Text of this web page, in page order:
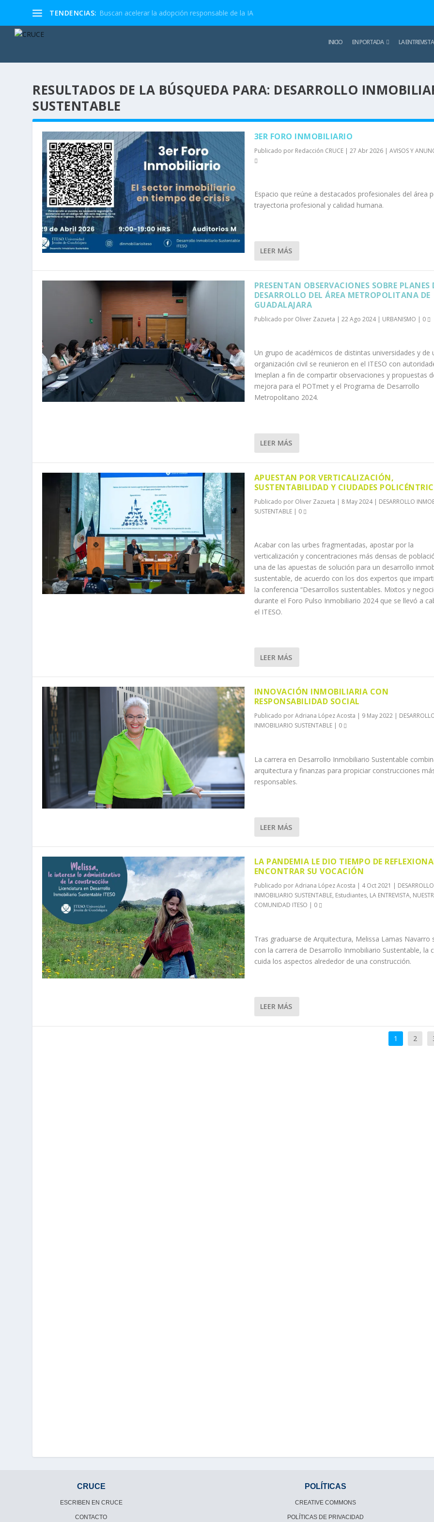
TENDENCIAS: Buscan acelerar la adopción responsable de la IA
INICIO EN PORTADA LA ENTREVISTA
RESULTADOS DE LA BÚSQUEDA PARA: DESARROLLO
SUSTENTABLE
3ER FORO INMOBILIARIO
Publicado por Redacción CRUCE| 27 Abr 2026| AVISOS Y
Espacio que reúne a destacados profesionales del área
trayectoria profesional y calidad humana.
LEER MÁS
PRESENTAN OBSERVACIONES SOBRE PLANES
DESARROLLO DEL ÁREA METROPOLITANA DE
GUADALAJARA
Publicado por Oliver Zazueta | 22 Ago 2024| URBANISMO | 0
Un grupo de académicos de distintas universidades y de
organización civil se reunieron en el ITESO con
Imeplan a fin de compartir observaciones y propuestas
mejora para el POTmet y el Programa de Desarrollo
Metropolitano 2024.
LEER MÁS
APUESTAN POR VERTICALIZACIÓN,
SUSTENTABILIDAD Y CIUDADES
Publicado por Oliver Zazueta | 8 May 2024| DESARROLLO
SUSTENTABLE| 0
Acabar con las urbes fragmentadas, apostar por la
verticalización y concentraciones más densas de
una de las apuestas de solución para un desarrollo
sustentable, de acuerdo con los dos expertos que
la conferencia “Desarrollos sustentables. Mixtos y
durante el Foro Pulso Inmobiliario 2024 que se llevó a
el ITESO.
LEER MÁS
INNOVACIÓN INMOBILIARIA CON
RESPONSABILIDAD SOCIAL
Publicado porAdriana López Acosta | 9 May 2022|
INMOBILIARIO SUSTENTABLE| 0
La carrera en Desarrollo Inmobiliario Sustentable
arquitectura y finanzas para propiciar construcciones
responsables.
LEER MÁS
LA PANDEMIA LE DIO TIEMPO DE
ENCONTRAR SU VOCACIÓN
Publicado porAdriana López Acosta | 4 Oct 2021 | DESARROLLO
INMOBILIARIO SUSTENTABLE, Estudiantes, LA ENTREVISTA,
COMUNIDAD ITESO | 0
Tras graduarse de Arquitectura, Melissa Lamas Navarro
con la carrera de Desarrollo Inmobiliario Sustentable, la
cuida los aspectos alrededor de una construcción.
LEER MÁS
1 2
CRUCE
ESCRIBEN EN CRUCE
CONTACTO
POLÍTICAS
CREATIVE COMMONS
POLÍTICAS DE PRIVACIDAD